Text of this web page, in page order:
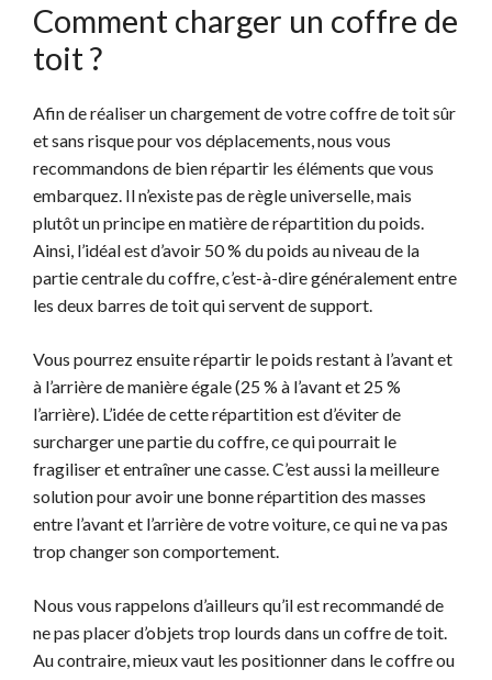
Comment charger un coffre de
toit ?
Afin de réaliser un chargement de votre coffre de toit sûr
et sans risque pour vos déplacements, nous vous
recommandons de bien répartir les éléments que vous
embarquez. Il n’existe pas de règle universelle, mais
plutôt un principe en matière de répartition du poids.
Ainsi, l’idéal est d’avoir 50 % du poids au niveau de la
partie centrale du coffre, c’est-à-dire généralement entre
les deux barres de toit qui servent de support.
Vous pourrez ensuite répartir le poids restant à l’avant et
à l’arrière de manière égale (25 % à l’avant et 25 %
l’arrière). L’idée de cette répartition est d’éviter de
surcharger une partie du coffre, ce qui pourrait le
fragiliser et entraîner une casse. C’est aussi la meilleure
solution pour avoir une bonne répartition des masses
entre l’avant et l’arrière de votre voiture, ce qui ne va pas
trop changer son comportement.
Nous vous rappelons d’ailleurs qu’il est recommandé de
ne pas placer d’objets trop lourds dans un coffre de toit.
Au contraire, mieux vaut les positionner dans le coffre ou